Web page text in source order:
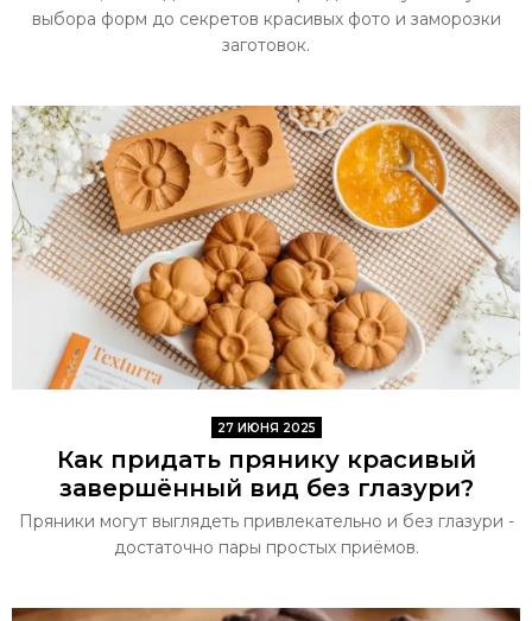
выбора форм до секретов красивых фото и заморозки
заготовок.
27 ИЮНЯ 2025
Как придать прянику красивый
завершённый вид без глазури?
Пряники могут выглядеть привлекательно и без глазури -
достаточно пары простых приёмов.